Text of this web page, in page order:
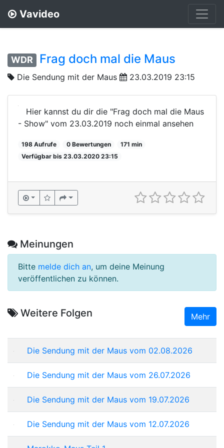
Vavideo
WDR Frag doch mal die Maus
Die Sendung mit der Maus 23.03.2019 23:15
Hier kannst du dir die "Frag doch mal die Maus
- Show" vom 23.03.2019 noch einmal ansehen
198 Aufrufe 0 Bewertungen
171 min
Verfügbar bis 23.03.2020 23:15
Meinungen
Bitte melde dich an, um deine Meinung
veröffentlichen zu können.
Weitere Folgen Mehr
Die Sendung mit der Maus vom 02.08.2026
Die Sendung mit der Maus vom 26.07.2026
Die Sendung mit der Maus vom 19.07.2026
Die Sendung mit der Maus vom 12.07.2026